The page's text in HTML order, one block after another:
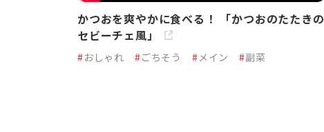
かつおを爽やかに食べる！ 「かつおのたたきの
セビーチェ風」
#おしゃれ #ごちそう # メイン #副菜